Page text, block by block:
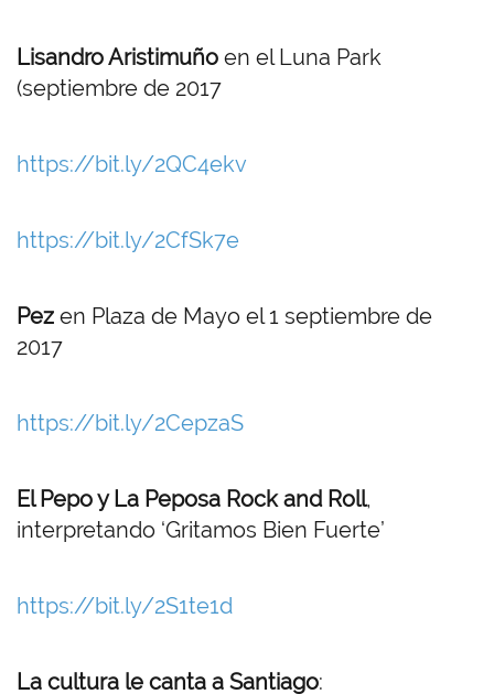
Lisandro Aristimuño en el Luna Park
(septiembre de 2017
https://bit.ly/2QC4ekv
https://bit.ly/2CfSk7e
Pez en Plaza de Mayo el 1 septiembre de
2017
https://bit.ly/2CepzaS
El Pepo y La Peposa Rock and Roll,
interpretando ‘Gritamos Bien Fuerte’
https://bit.ly/2S1te1d
La cultura le canta a Santiago: